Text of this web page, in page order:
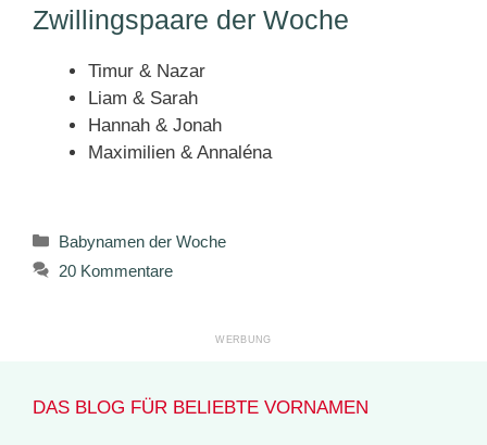
Zwillingspaare der Woche
Timur & Nazar
Liam & Sarah
Hannah & Jonah
Maximilien & Annaléna
Kategorien
Babynamen der Woche
20 Kommentare
DAS BLOG FÜR BELIEBTE VORNAMEN